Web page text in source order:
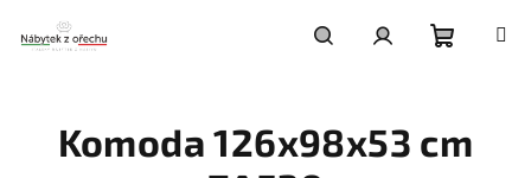
obsah
košík
Komoda 126x98x53 cm